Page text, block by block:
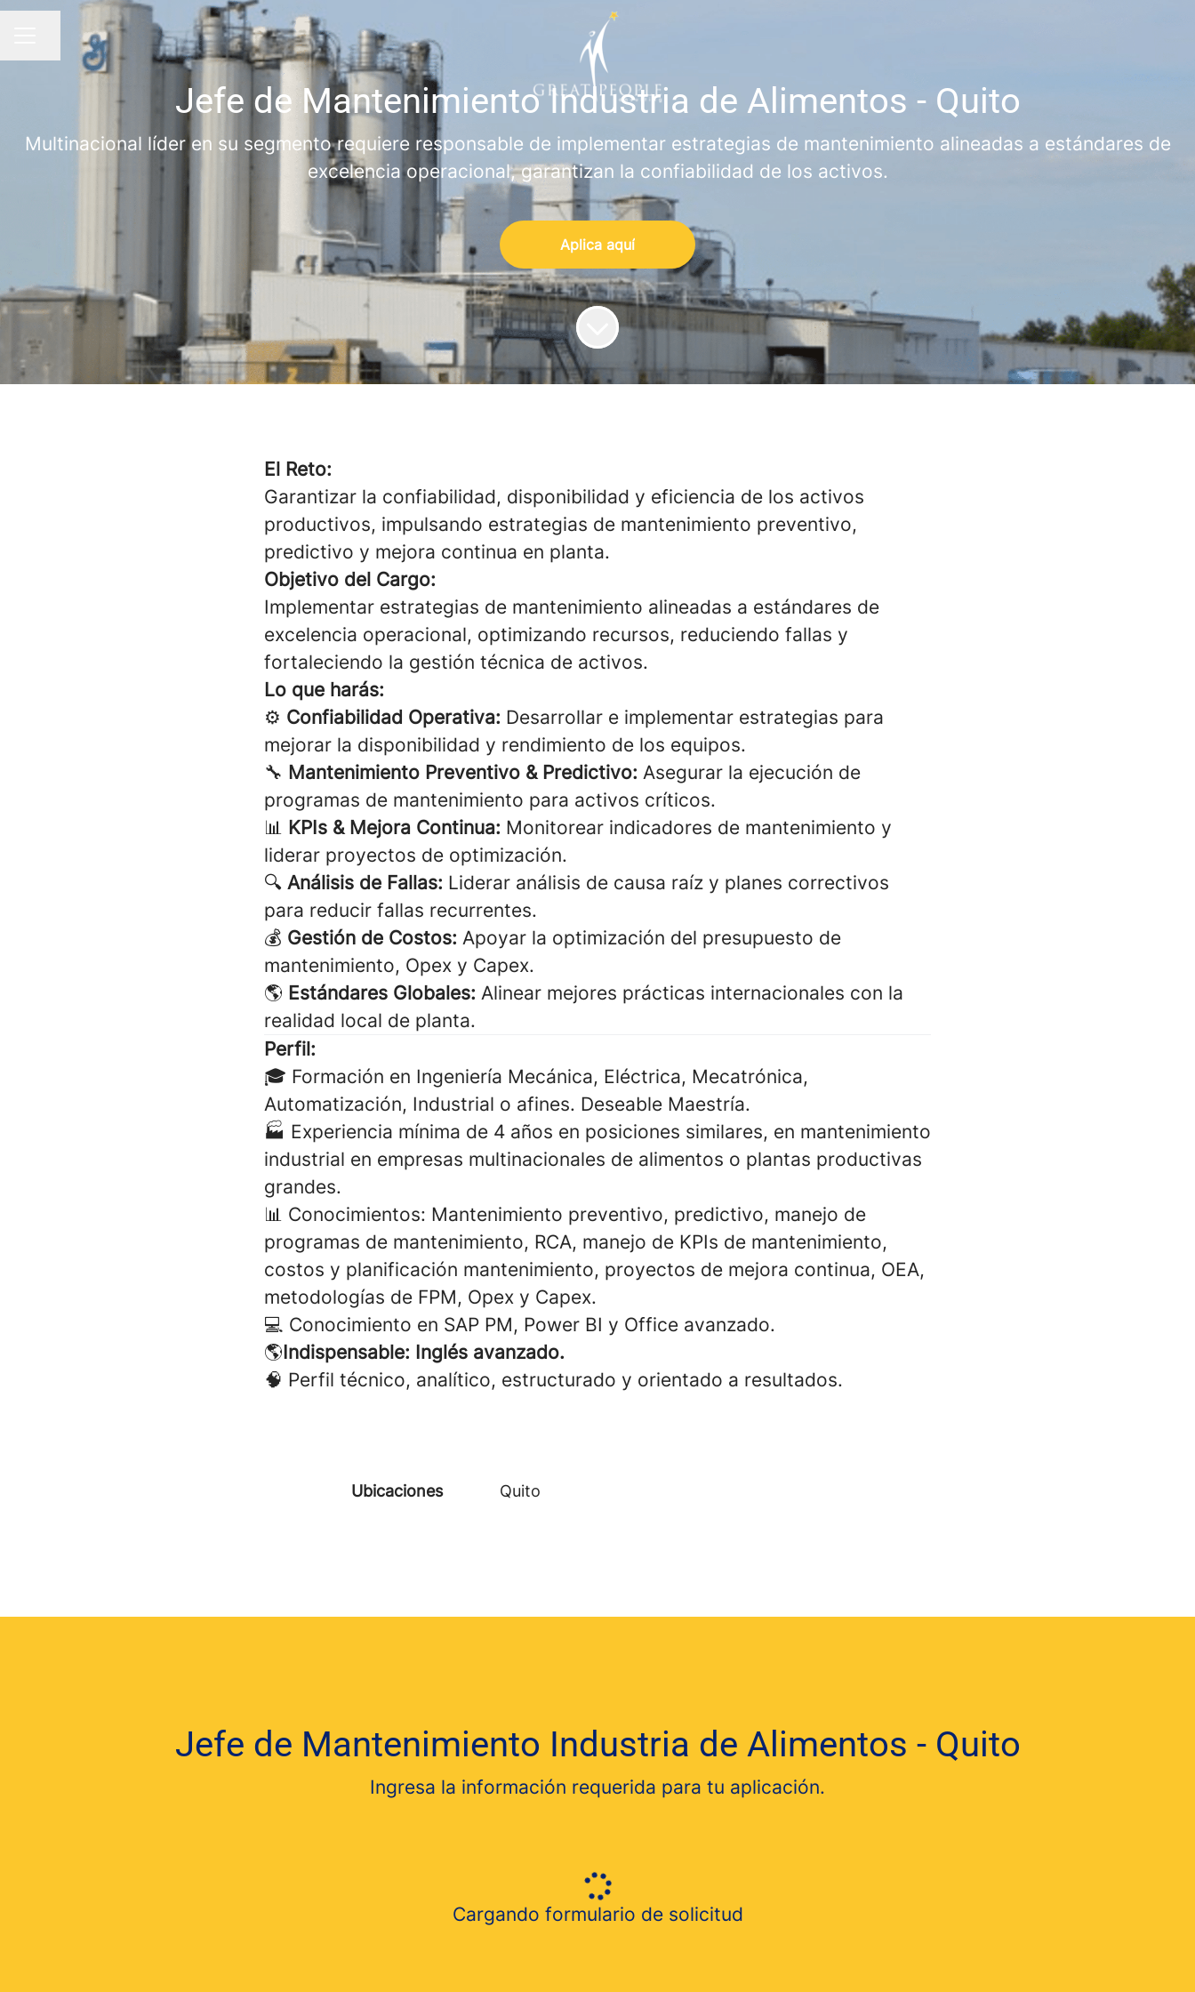
Compartir página
Jefe de Mantenimiento Industria de Alimentos - Quito
Multinacional líder en su segmento requiere responsable de implementar estrategias de mantenimiento alineadas a estándares de
excelencia operacional, garantizan la confiabilidad de los activos.
Aplica aquí
El Reto:
Garantizar la confiabilidad, disponibilidad y eficiencia de los activos
productivos, impulsando estrategias de mantenimiento preventivo,
predictivo y mejora continua en planta.
Objetivo del Cargo:
Implementar estrategias de mantenimiento alineadas a estándares de
excelencia operacional, optimizando recursos, reduciendo fallas y
fortaleciendo la gestión técnica de activos.
Lo que harás:
⚙️ Confiabilidad Operativa: Desarrollar e implementar estrategias para
mejorar la disponibilidad y rendimiento de los equipos.
🔧 Mantenimiento Preventivo & Predictivo: Asegurar la ejecución de
programas de mantenimiento para activos críticos.
📊 KPIs & Mejora Continua: Monitorear indicadores de mantenimiento y
liderar proyectos de optimización.
🔍 Análisis de Fallas: Liderar análisis de causa raíz y planes correctivos
para reducir fallas recurrentes.
💰 Gestión de Costos: Apoyar la optimización del presupuesto de
mantenimiento, Opex y Capex.
🌎 Estándares Globales: Alinear mejores prácticas internacionales con la
realidad local de planta.
Perfil:
🎓 Formación en Ingeniería Mecánica, Eléctrica, Mecatrónica,
Automatización, Industrial o afines. Deseable Maestría.
🏭 Experiencia mínima de 4 años en posiciones similares, en mantenimiento
industrial en empresas multinacionales de alimentos o plantas productivas
grandes.
📊 Conocimientos: Mantenimiento preventivo, predictivo, manejo de
programas de mantenimiento, RCA, manejo de KPIs de mantenimiento,
costos y planificación mantenimiento, proyectos de mejora continua, OEA,
metodologías de FPM, Opex y Capex.
💻 Conocimiento en SAP PM, Power BI y Office avanzado.
🌎Indispensable: Inglés avanzado.
🧠 Perfil técnico, analítico, estructurado y orientado a resultados.
Ubicaciones Quito
Jefe de Mantenimiento Industria de Alimentos - Quito
Ingresa la información requerida para tu aplicación.
Cargando formulario de solicitud